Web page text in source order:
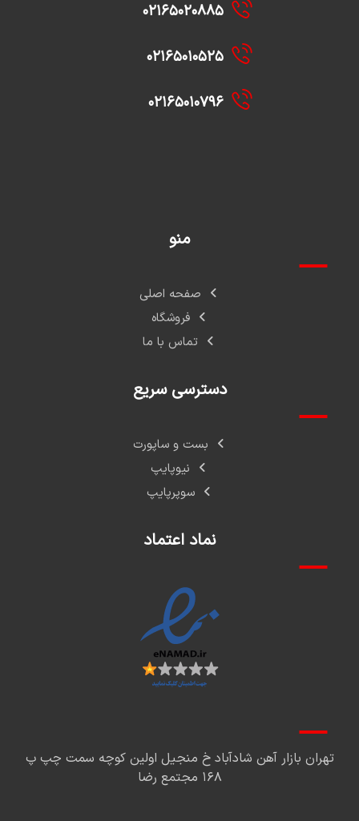
۰۲۱۶۵۰۲۰۸۸۵
۰۲۱۶۵۰۱۰۵۲۵
۰۲۱۶۵۰۱۰۷۹۶
منو
صفحه اصلی
فروشگاه
تماس با ما
دسترسی سریع
بست و ساپورت
نیوپایپ
سوپرپایپ
نماد اعتماد
تهران بازار آهن شادآباد خ منجیل اولین کوچه سمت چپ پ
۱۶۸ مجتمع رضا